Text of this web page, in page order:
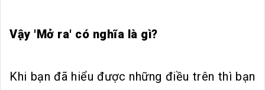
Vậy 'Mở ra' có nghĩa là gì?
Khi bạn đã hiểu được những điều trên thì bạn